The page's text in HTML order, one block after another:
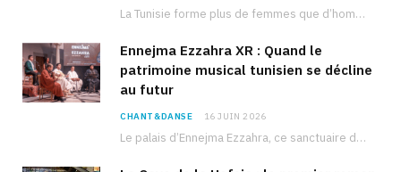
La Tunisie forme plus de femmes que d’hommes dans les filières scientifiques. Pourtant, pour beaucoup…
Ennejma Ezzahra XR : Quand le
patrimoine musical tunisien se décline
au futur
CHANT&DANSE 16 JUIN 2026
Le palais d’Ennejma Ezzahra, ce sanctuaire de la musique tunisienne et méditerranéenne construit par le…